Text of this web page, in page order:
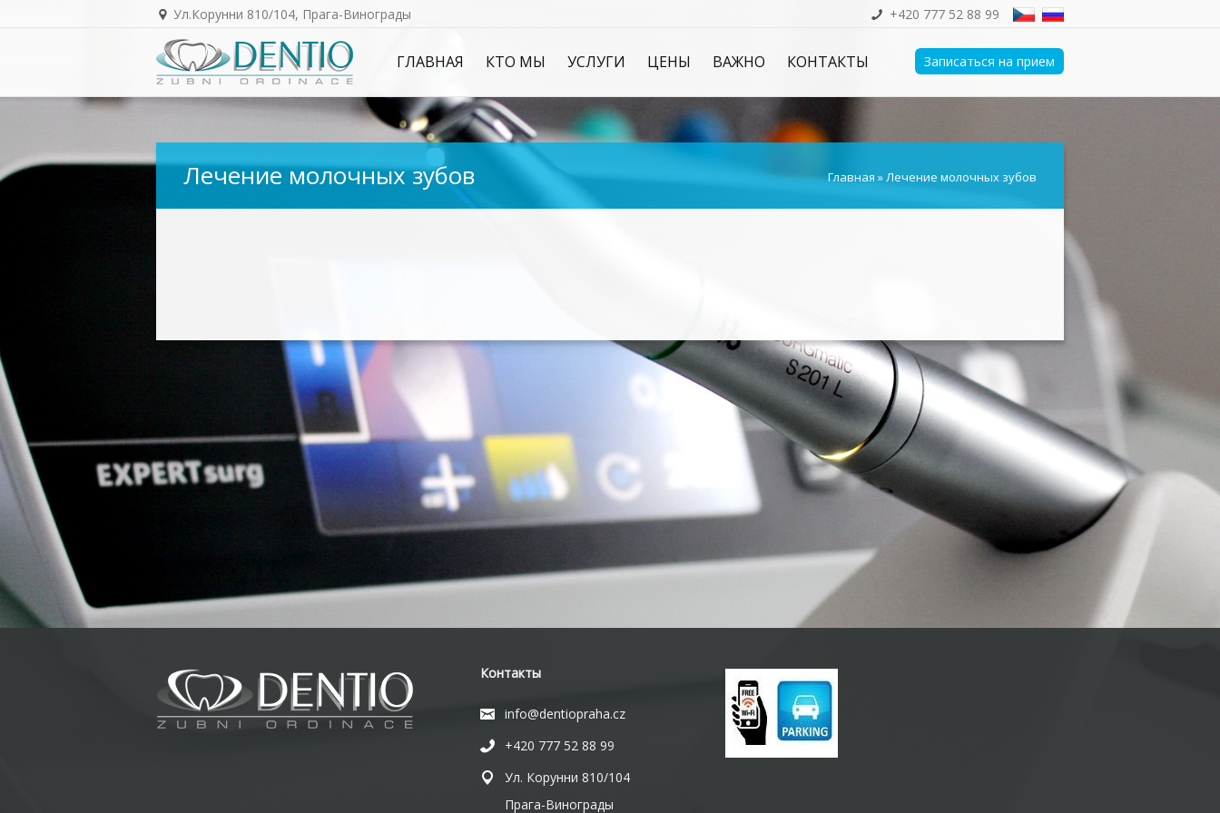
Ул.Корунни 810/104, Прага-Винограды +420 777 52 88 99
Записаться на прием
ГЛАВНАЯ КТО МЫ УСЛУГИ ЦЕНЫ ВАЖНО КОНТАКТЫ
Лечение молочных зубов Главная »Лечение молочных зубов
Контакты
info@dentiopraha.cz
+420 777 52 88 99
Ул. Корунни 810/104
Прага-Винограды